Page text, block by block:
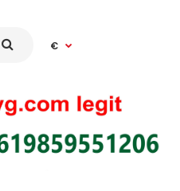
€